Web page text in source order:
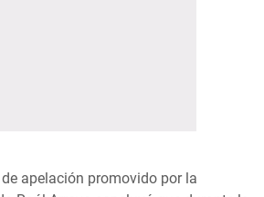
apelación promovido por la